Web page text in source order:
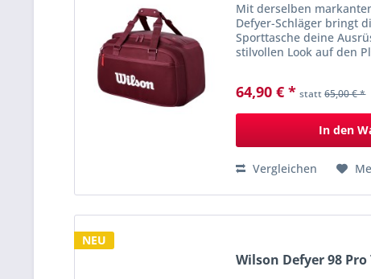
Mit derselben
Defyer-Schläger bringt
Sporttasche deine
stilvollen Look auf den
64,90 € * statt65,00 € *
In den
Vergleichen
NEU
Wilson Defyer 98